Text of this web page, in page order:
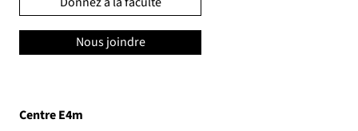
Centre E4m
Nous joindre